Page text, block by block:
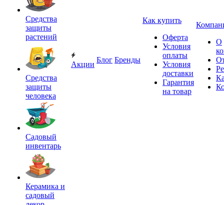
Средства
защиты
растений
Средства
защиты
человека
Садовый
инвентарь
Керамика и
садовый
Акции
Блог Бренды
Как купить
Оферта
Условия
оплаты
Условия
доставки
Гарантия
на товар
О